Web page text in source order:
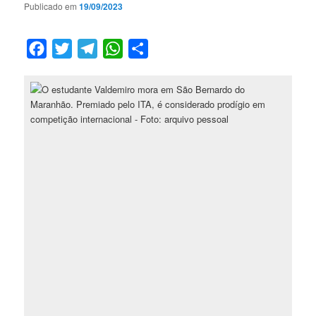
Publicado em19/09/2023
Facebook
Twitter TelegramWhatsApp